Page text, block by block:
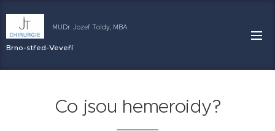
MUDr. Jozef Toldy, MBA
Brno-střed-Veveří
Co jsou hemeroidy?